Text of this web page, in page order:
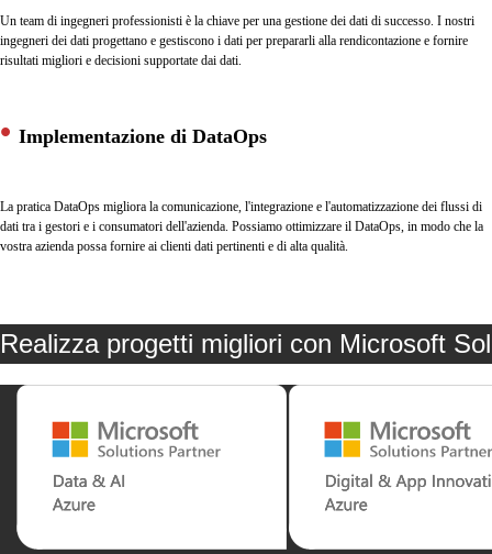
Un team di ingegneri professionisti è la chiave per una gestione dei dati di successo. I nostri
ingegneri dei dati progettano e gestiscono i dati per prepararli alla rendicontazione e fornire
risultati migliori e decisioni supportate dai dati.
Implementazione di DataOps
La pratica DataOps migliora la comunicazione, l'integrazione e l'automatizzazione dei flussi di
dati tra i gestori e i consumatori dell'azienda. Possiamo ottimizzare il DataOps, in modo che la
vostra azienda possa fornire ai clienti dati pertinenti e di alta qualità.
Realizza progetti migliori con Microsoft